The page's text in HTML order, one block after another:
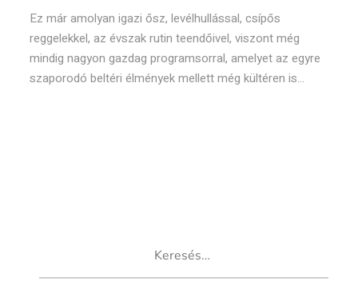
Ez már amolyan igazi ősz, levélhullással, csípős
reggelekkel, az évszak rutin teendőivel, viszont még
mindig nagyon gazdag programsorral, amelyet az egyre
szaporodó beltéri élmények mellett még kültéren is...